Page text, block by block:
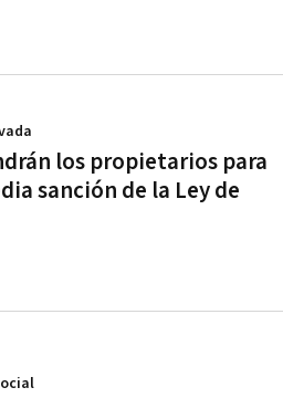
los propietarios para
sanción de la Ley de